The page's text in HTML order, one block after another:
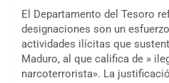
El Departamento del Tesoro
designaciones son un
actividades ilícitas que
Maduro, al que califica de »
narcoterrorista». La